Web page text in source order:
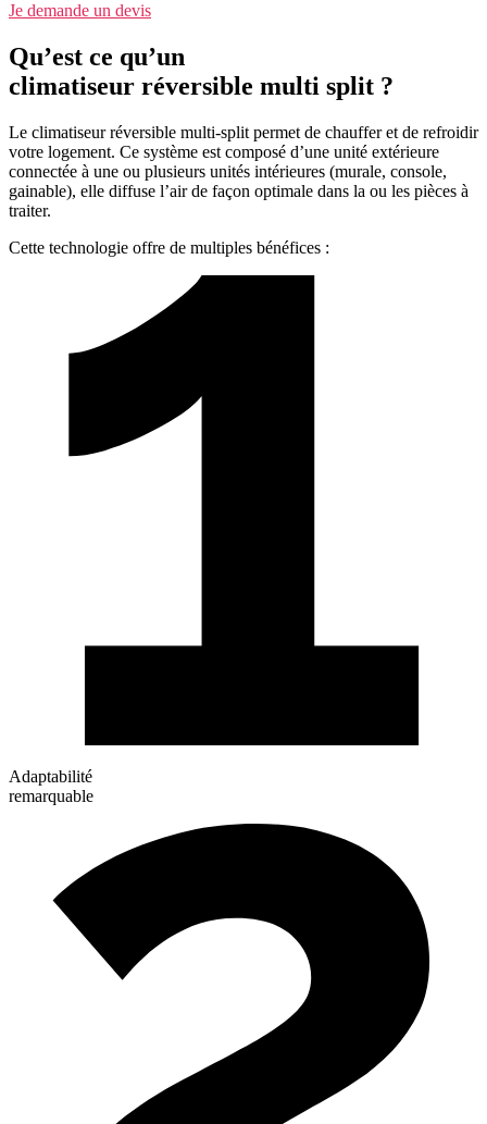
Je demande un devis
Qu’est ce qu’un
climatiseur réversible multi split ?
Le climatiseur réversible multi-split permet de chauffer et de refroidir
votre logement. Ce système est composé d’une unité extérieure
connectée à une ou plusieurs unités intérieures (murale, console,
gainable), elle diffuse l’air de façon optimale dans la ou les pièces à
traiter.
Cette technologie offre de multiples bénéfices :
Adaptabilité
remarquable